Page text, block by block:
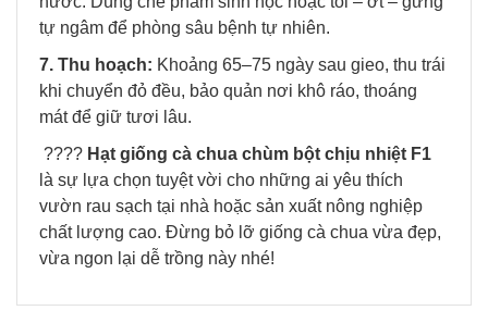
tự ngâm để phòng sâu bệnh tự nhiên.
7. Thu hoạch: Khoảng 65–75 ngày sau gieo, thu trái
khi chuyển đỏ đều, bảo quản nơi khô ráo, thoáng
mát để giữ tươi lâu.
???? Hạt giống cà chua chùm bột chịu nhiệt F1
là sự lựa chọn tuyệt vời cho những ai yêu thích
vườn rau sạch tại nhà hoặc sản xuất nông nghiệp
chất lượng cao. Đừng bỏ lỡ giống cà chua vừa đẹp,
vừa ngon lại dễ trồng này nhé!